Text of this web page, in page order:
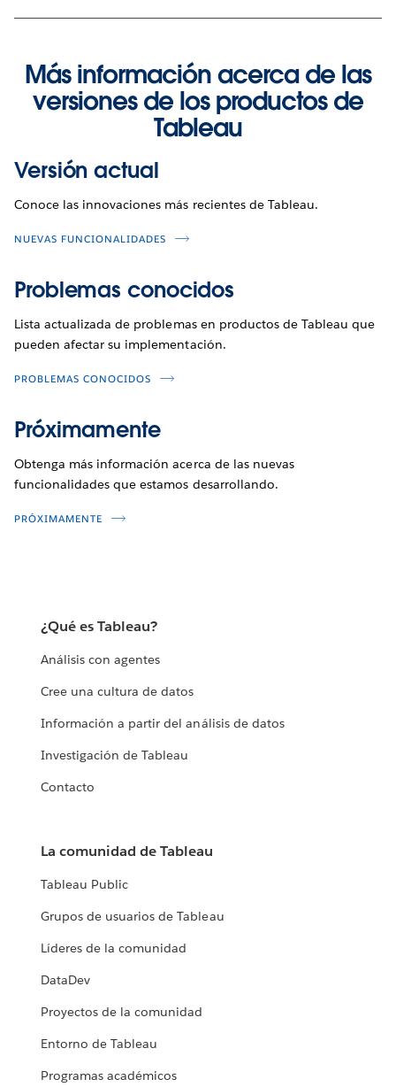
Más información acerca de las
versiones de los productos de
Tableau
Versión actual
Conoce las innovaciones más recientes de Tableau.
NUEVAS FUNCIONALIDADES
Problemas conocidos
Lista actualizada de problemas en productos de Tableau que
pueden afectar su implementación.
PROBLEMAS CONOCIDOS
Próximamente
Obtenga más información acerca de las nuevas
funcionalidades que estamos desarrollando.
PRÓXIMAMENTE
¿Qué es Tableau?
Análisis con agentes
Cree una cultura de datos
Información a partir del análisis de datos
Investigación de Tableau
Contacto
La comunidad de Tableau
Tableau Public
Grupos de usuarios de Tableau
Líderes de la comunidad
DataDev
Proyectos de la comunidad
Entorno de Tableau
Programas académicos